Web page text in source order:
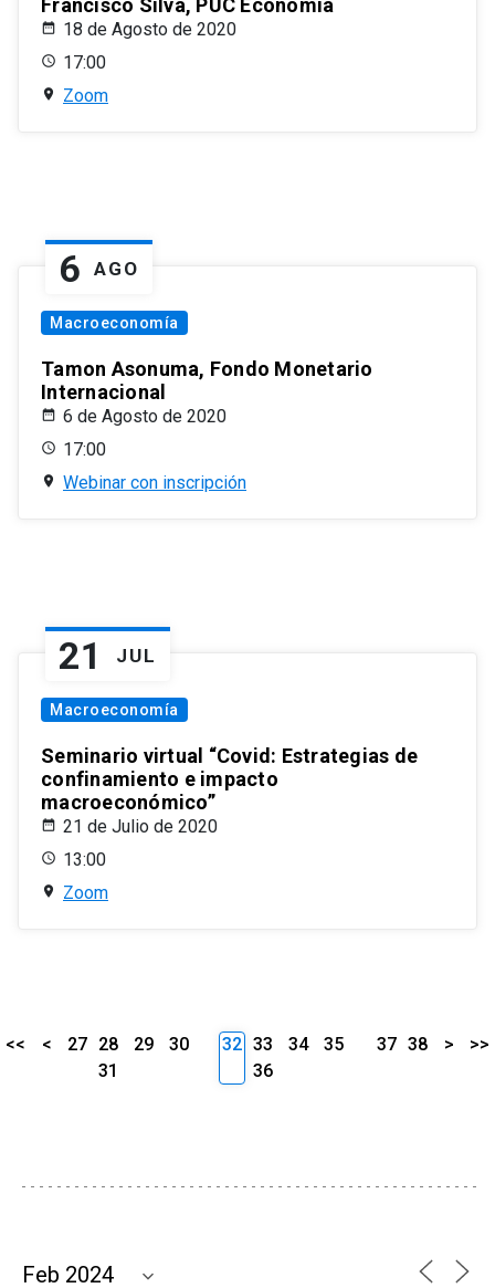
Francisco Silva, PUC Economía
18 de Agosto de 2020
17:00
Zoom
6 AGO
Macroeconomía
Tamon Asonuma, Fondo Monetario
Internacional
6 de Agosto de 2020
17:00
Webinar con inscripción
21 JUL
Macroeconomía
Seminario virtual “Covid: Estrategias de
confinamiento e impacto
macroeconómico”
21 de Julio de 2020
13:00
Zoom
<< < 27 28 29
30
31
32 33 34
35
36
37 38 > >>